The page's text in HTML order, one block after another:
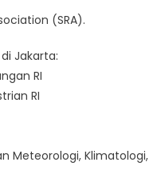
(SRA).
Jakarta:
RI
RI
Meteorologi, Klimatologi,